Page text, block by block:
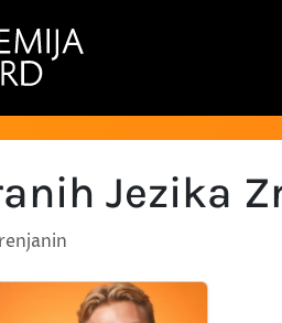
Jezika